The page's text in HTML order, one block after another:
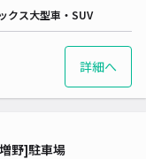
クス大型車・SUV
詳細へ
野]駐車場